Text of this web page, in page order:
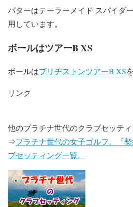
パターはテーラーメイド スパイダ
用しています。
ボールはツアーB XS
ボールはブリヂストンツアーB XS
リンク
他のプラチナ世代のクラブセッテ
⇒プラチナ世代の女子ゴルフ。「
ブセッティング一覧。